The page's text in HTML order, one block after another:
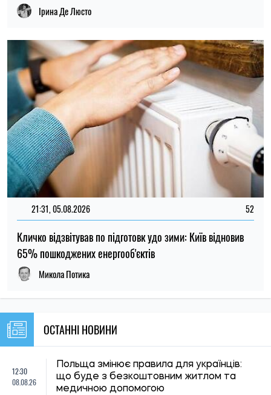
Ірина Де Люсто
21:31, 05.08.2026 52
Кличко відзвітував по підготовк удо зими: Київ відновив
65% пошкоджених енергооб'єктів
Микола Потика
ОСТАННІ НОВИНИ
12:30
08.08.26
Польща змінює правила для українців:
що буде з безкоштовним житлом та
медичною допомогою